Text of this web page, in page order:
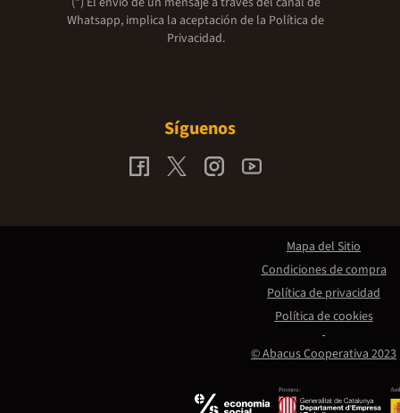
Whatsapp, implica la aceptación de la Política de
Privacidad.
Síguenos
Promou:
© Abacus Cooperativa 2023
Mapa del Sitio
Condiciones de compra
Política de privacidad
Política de cookies